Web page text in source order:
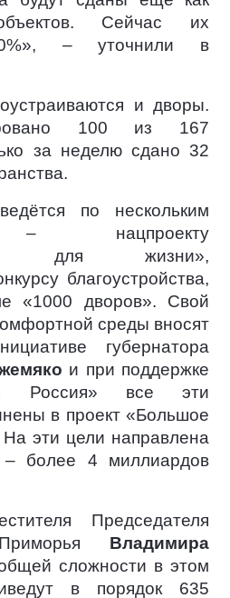
Сейчас их
– уточнили в
и дворы.
100 из 167
за неделю сдано 32
по нескольким
– нацпроекту
для жизни»,
благоустройства,
«1000 дворов». Свой
среды вносят
губернатора
и при поддержке
Россия» все эти
в проект «Большое
На эти цели направлена
– более 4 миллиардов
Председателя
Приморья Владимира
сложности в этом
в порядок 635